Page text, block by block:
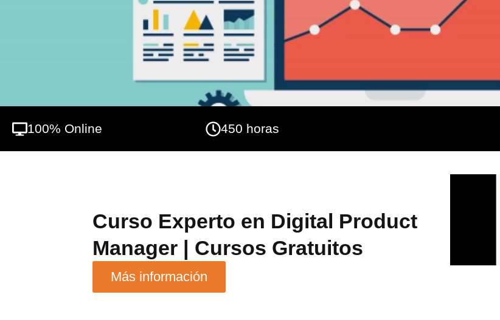
Business School trabajamos para que la formación que recibas sea útil, óptima y eficiente en tu
futuro profesional. Así contamos con un completo claustro de profesores especializados en la
materia y un conjunto de becas y financiación que hacen que el curso sea mucho más accesible.
La modalidad online de este te permite poder ser flexible en las horas que le dedicas,
adaptándonos a tu horario.
100% Online 450 horas
Curso Experto en Digital Product
Manager | Cursos Gratuitos
Más información